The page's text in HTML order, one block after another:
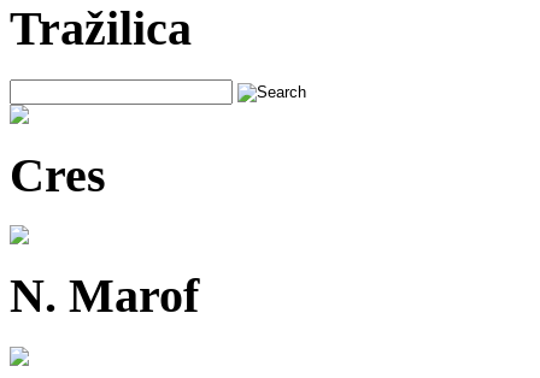
Tražilica
Cres
N. Marof